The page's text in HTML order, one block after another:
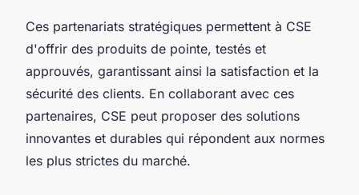
Ces partenariats stratégiques permettent à CSE
d'offrir des produits de pointe, testés et
approuvés, garantissant ainsi la satisfaction et la
sécurité des clients. En collaborant avec ces
partenaires, CSE peut proposer des solutions
innovantes et durables qui répondent aux normes
les plus strictes du marché.